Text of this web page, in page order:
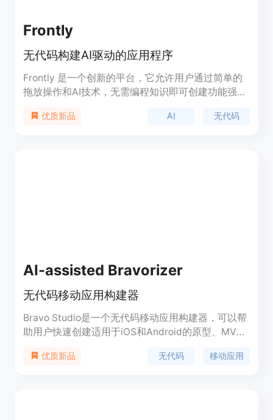
Frontly
无代码构建AI驱动的应用程序
Frontly 是一个创新的平台，它允许用户通过简单的
拖放操作和AI技术，无需编程知识即可创建功能强大
化和易于使用，非常适合初创公司、中型企业以及需
优质新品 AI 无代码
AI-assisted Bravorizer
无代码移动应用构建器
Bravo Studio是一个无代码移动应用构建器，可以帮
助用户快速创建适用于iOS和Android的原型、MVP
能，用户可以根据自己的需求选择不同的套餐，解锁
优质新品 无代码 移动应用